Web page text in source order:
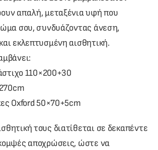
απαλή, μεταξένια υφή που
σου, συνδυάζοντας άνεση,
εκλεπτυσμένη αισθητική.
110×200+30
Oxford 50×70+5cm
τους διατίθεται σε δεκαπέντε
αποχρώσεις, ώστε να